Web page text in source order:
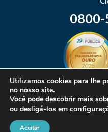
Utilizamos cookies para lhe
no nosso site.
Você pode descobrir mais
ou desligá-los em
Aceitar